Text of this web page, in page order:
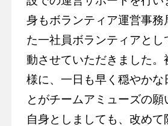
身もボランティア運営事務
た一社員ボランティアとし
動させていただきました。
様に、一日も早く穏やかな
とがチームアミューズの願
自身としましても、改めて